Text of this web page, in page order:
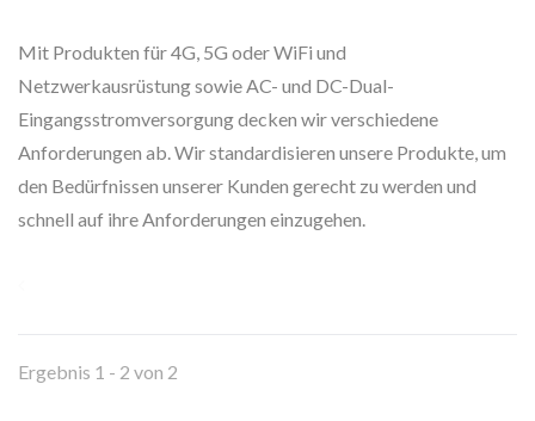
Mit Produkten für 4G, 5G oder WiFi und
Netzwerkausrüstung sowie AC- und DC-Dual-
Eingangsstromversorgung decken wir verschiedene
Anforderungen ab. Wir standardisieren unsere Produkte, um
den Bedürfnissen unserer Kunden gerecht zu werden und
schnell auf ihre Anforderungen einzugehen.
Ergebnis 1 - 2 von 2